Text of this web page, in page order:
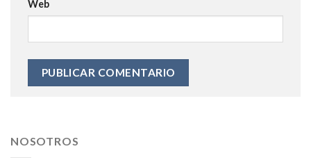
Web
NOSOTROS